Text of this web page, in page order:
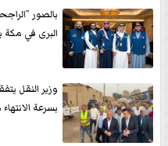
بالصور
البرى في مكة
وزير النقل
بسرعة